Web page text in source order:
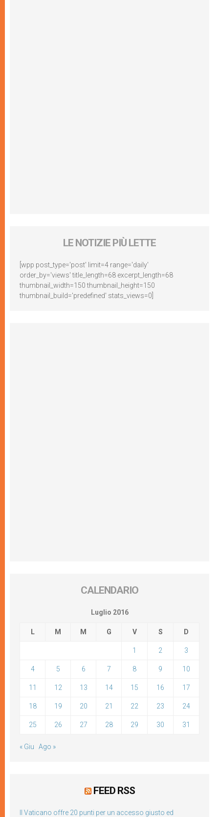
LE NOTIZIE PIÙ LETTE
[wpp post_type='post' limit=4 range='daily'
order_by='views' title_length=68 excerpt_length=68
thumbnail_width=150 thumbnail_height=150
thumbnail_build='predefined' stats_views=0]
CALENDARIO
Luglio 2016
L M M G V S D
1 2 3
4 5 6 7 8 9 10
11 12 13 14 15 16 17
18 19 20 21 22 23 24
25 26 27 28 29 30 31
« Giu Ago »
FEED RSS
Il Vaticano offre 20 punti per un accesso giusto ed